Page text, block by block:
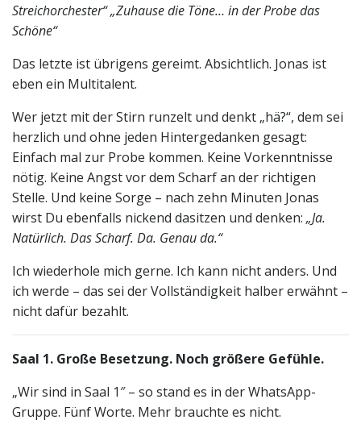
Streichorchester“„Zuhause die Töne… in der Probe das
Schöne“
Das letzte ist übrigens gereimt. Absichtlich. Jonas ist
eben ein Multitalent.
Wer jetzt mit der Stirn runzelt und denkt „hä?“, dem sei
herzlich und ohne jeden Hintergedanken gesagt:
Einfach mal zur Probe kommen. Keine Vorkenntnisse
nötig. Keine Angst vor dem Scharf an der richtigen
Stelle. Und keine Sorge – nach zehn Minuten Jonas
wirst Du ebenfalls nickend dasitzen und denken: „Ja.
Natürlich. Das Scharf. Da. Genau da.“
Ich wiederhole mich gerne. Ich kann nicht anders. Und
ich werde – das sei der Vollständigkeit halber erwähnt –
nicht dafür bezahlt.
Saal 1. Große Besetzung. Noch größere Gefühle.
„Wir sind in Saal 1″ – so stand es in der WhatsApp-
Gruppe. Fünf Worte. Mehr brauchte es nicht.